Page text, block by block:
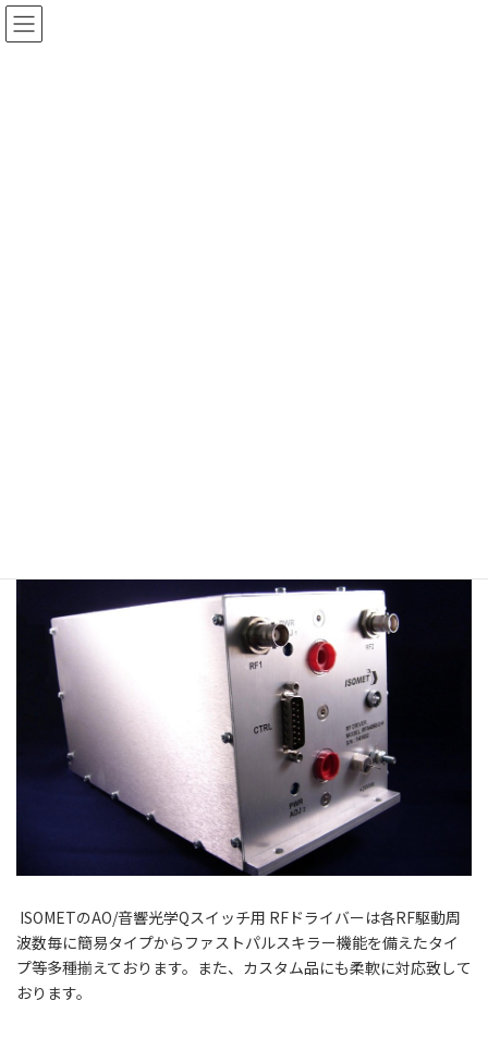
コ
ン
ナ
ビ
ISOMETのAO/音響光学Qスイッチ用 RFドライバーは各RF駆動周
波数毎に簡易タイプからファストパルスキラー機能を備えたタイ
プ等多種揃えております。また、カスタム品にも柔軟に対応致して
おります。